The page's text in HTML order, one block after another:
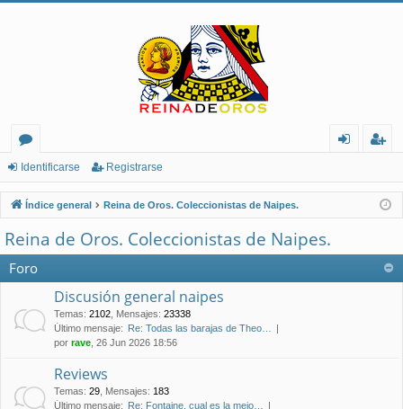
or
os
nt
ifi
ist
ra
Identificarse Registrarse
Índice general Reina de Oros. Coleccionistas de Naipes.
Reina de Oros. Coleccionistas de Naipes.
Foro
Discusión general naipes
Temas: 2102 Mensajes: 23338
Último mensaje: Re: Todas las barajas de Theo…
por rave , 26 Jun 2026 18:56
Reviews
Temas: 29 Mensajes: 183
Último mensaje: Re: Fontaine, cual es la mejo…